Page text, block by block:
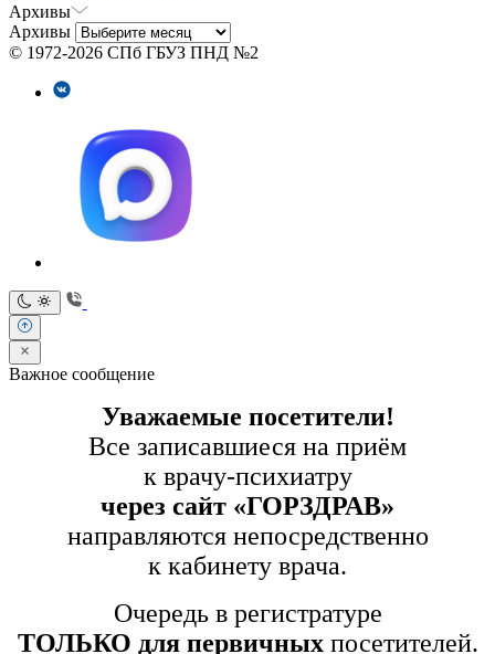
Архивы
Архивы
© 1972-2026 СПб ГБУЗ ПНД №2
Важное сообщение
Уважаемые посетители!
Все записавшиеся на приём
к врачу-психиатру
через сайт «ГОРЗДРАВ»
направляются непосредственно
к кабинету врача.
Очередь в регистратуре
ТОЛЬКО для первичныхпосетителей.